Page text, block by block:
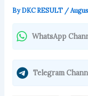
ByDKC RESULT /
WhatsApp
Telegram